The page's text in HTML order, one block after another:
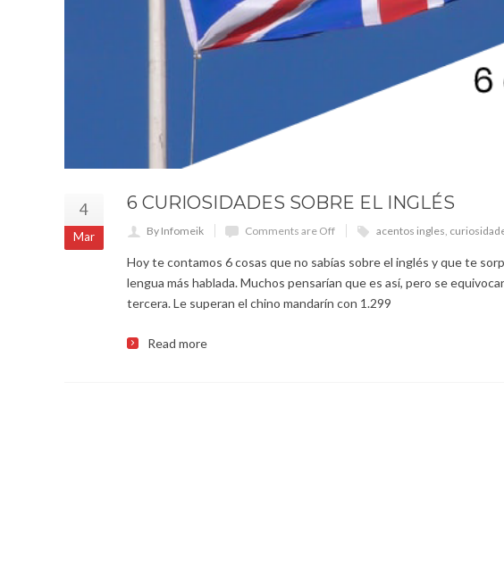
4
Mar
6 CURIOSIDADES SOBRE EL INGLÉS
By Infomeik Comments are Off acentos ingles
Hoy te contamos 6 cosas que no sabías sobre el inglés y que te
lengua más hablada. Muchos pensarían que es así, pero se
tercera. Le superan el chino mandarín con 1.299
Read more